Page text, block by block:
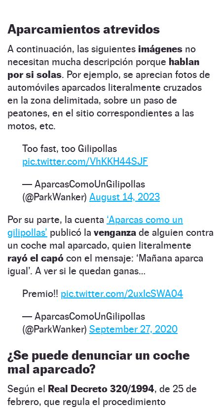
Aparcamientos atrevidos
A continuación, las siguientes imágenes no
necesitan mucha descripción porque hablan
por si solas. Por ejemplo, se aprecian fotos de
automóviles aparcados literalmente cruzados
en la zona delimitada, sobre un paso de
peatones, en el sitio correspondientes a las
motos, etc.
Too fast, too Gilipollas
pic.twitter.com/VhKKH44SJF
— AparcasComoUnGilipollas
(@ParkWanker) August 14, 2023
Por su parte, la cuenta ‘Aparcas como un
gilipollas’ publicó la venganza de alguien contra
un coche mal aparcado, quien literalmente
rayó el capó con el mensaje: ‘Mañana aparca
igual’. A ver si le quedan ganas…
Premio!! pic.twitter.com/2uxIcSWA04
— AparcasComoUnGilipollas
(@ParkWanker) September 27, 2020
¿Se puede denunciar un coche
mal aparcado?
Según el Real Decreto 320/1994, de 25 de
febrero, que regula el procedimiento